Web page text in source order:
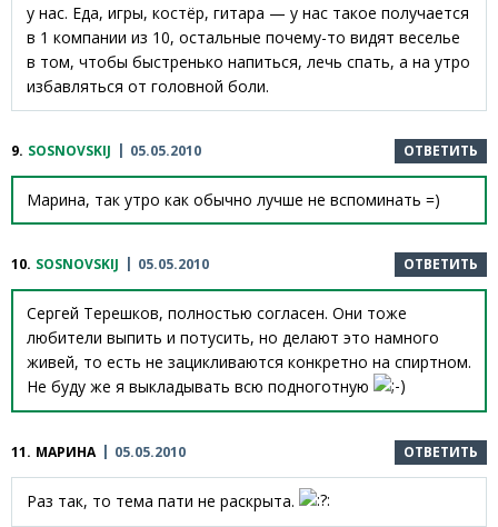
у нас. Еда, игры, костёр, гитара — у нас такое получается
в 1 компании из 10, остальные почему-то видят веселье
в том, чтобы быстренько напиться, лечь спать, а на утро
избавляться от головной боли.
9. SOSNOVSKIJ 05.05.2010 ОТВЕТИТЬ
Марина, так утро как обычно лучше не вспоминать =)
10. SOSNOVSKIJ 05.05.2010 ОТВЕТИТЬ
Сергей Терешков, полностью согласен. Они тоже
любители выпить и потусить, но делают это намного
живей, то есть не зацикливаются конкретно на спиртном.
Не буду же я выкладывать всю подноготную
11. МАРИНА 05.05.2010 ОТВЕТИТЬ
Раз так, то тема пати не раскрыта.